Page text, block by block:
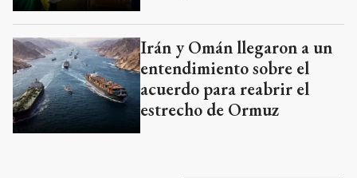
Irán y Omán llegaron a un
entendimiento sobre el
acuerdo para reabrir el
estrecho de Ormuz